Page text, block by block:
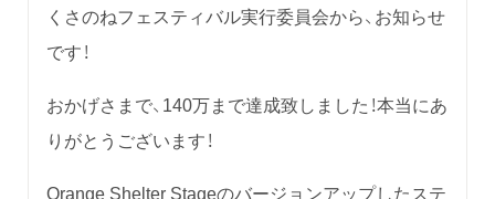
くさのねフェスティバル実行委員会から、お知らせ
です！
おかげさまで、140万まで達成致しました！本当にあ
りがとうございます！
Orange Shelter Stageのバージョンアップしたステ